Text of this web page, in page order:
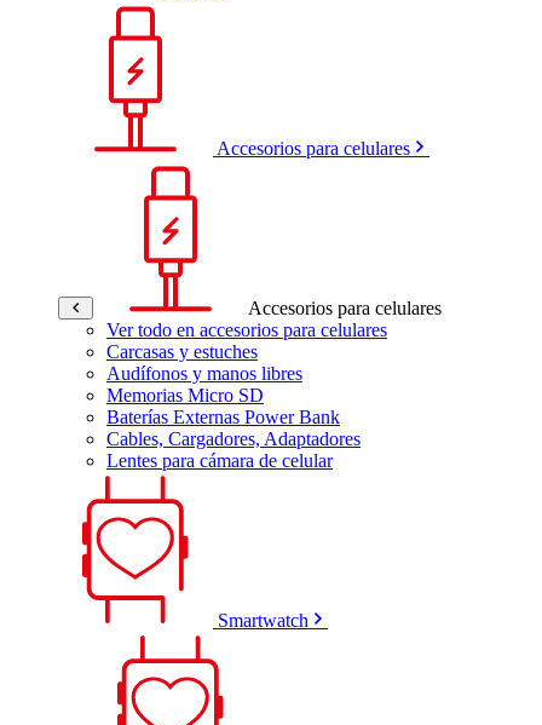
Accesorios para celulares
Accesorios para celulares
Ver todo en accesorios para celulares
Carcasas y estuches
Audífonos y manos libres
Memorias Micro SD
Baterías Externas Power Bank
Cables, Cargadores, Adaptadores
Lentes para cámara de celular
Smartwatch